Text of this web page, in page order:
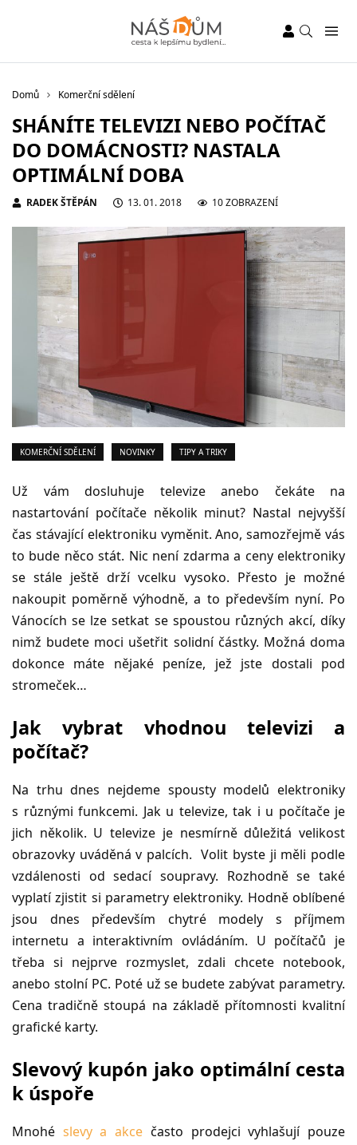
Domů Komerční sdělení
SHÁNÍTE TELEVIZI NEBO POČÍTAČ
DO DOMÁCNOSTI? NASTALA
OPTIMÁLNÍ DOBA
RADEK ŠTĚPÁN 13. 01. 2018 10 ZOBRAZENÍ
KOMERČNÍ SDĚLENÍ NOVINKY TIPY A TRIKY
Už vám dosluhuje televize anebo čekáte na
nastartování počítače několik minut? Nastal nejvyšší
čas stávající elektroniku vyměnit. Ano, samozřejmě vás
to bude něco stát. Nic není zdarma a ceny elektroniky
se stále ještě drží vcelku vysoko. Přesto je možné
nakoupit poměrně výhodně, a to především nyní. Po
Vánocích se lze setkat se spoustou různých akcí, díky
nimž budete moci ušetřit solidní částky. Možná doma
dokonce máte nějaké peníze, jež jste dostali pod
stromeček…
Jak vybrat vhodnou televizi a
počítač?
Na trhu dnes nejdeme spousty modelů elektroniky
s různými funkcemi. Jak u televize, tak i u počítače je
jich několik. U televize je nesmírně důležitá velikost
obrazovky uváděná v palcích. Volit byste ji měli podle
vzdálenosti od sedací soupravy. Rozhodně se také
vyplatí zjistit si parametry elektroniky. Hodně oblíbené
jsou dnes především chytré modely s příjmem
internetu a interaktivním ovládáním. U počítačů je
třeba si nejprve rozmyslet, zdali chcete notebook,
anebo stolní PC. Poté už se budete zabývat parametry.
Cena tradičně stoupá na základě přítomnosti kvalitní
grafické karty.
Slevový kupón jako optimální cesta
k úspoře
Mnohé slevy a akce často prodejci vyhlašují pouze